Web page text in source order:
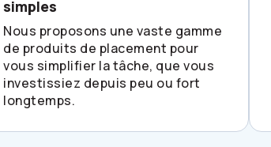
simples
Nous proposons une vaste gamme
de produits de placement pour
vous simplifier la tâche, que vous
investissiez depuis peu ou fort
longtemps.